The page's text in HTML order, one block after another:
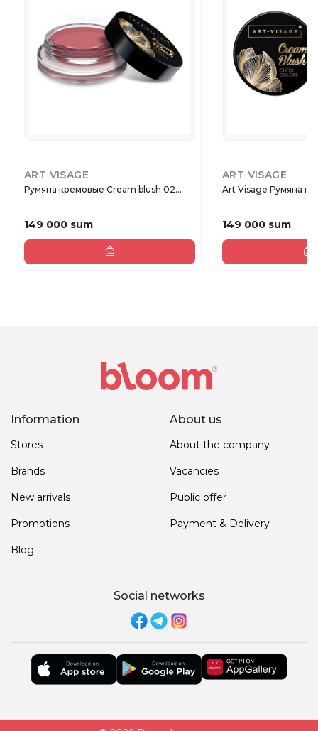
ART VISAGE
Румяна кремовые Сream blush 02...
149 000 sum
ART VISAGE
Art Visage Румяна
149 000 sum
Information
Stores
Brands
New arrivals
Promotions
Blog
About us
About the company
Vacancies
Public offer
Payment & Delivery
Social networks